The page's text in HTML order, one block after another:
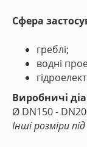
Сфера
греблі;
водні
Виробничі
Ø DN150 -
Інші розміри